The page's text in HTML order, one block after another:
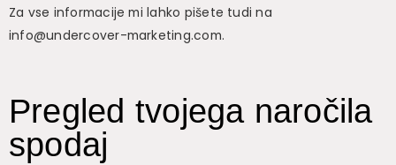
Za vse informacije mi lahko pišete tudi na
info@undercover-marketing.com.
Pregled tvojega naročila
spodaj